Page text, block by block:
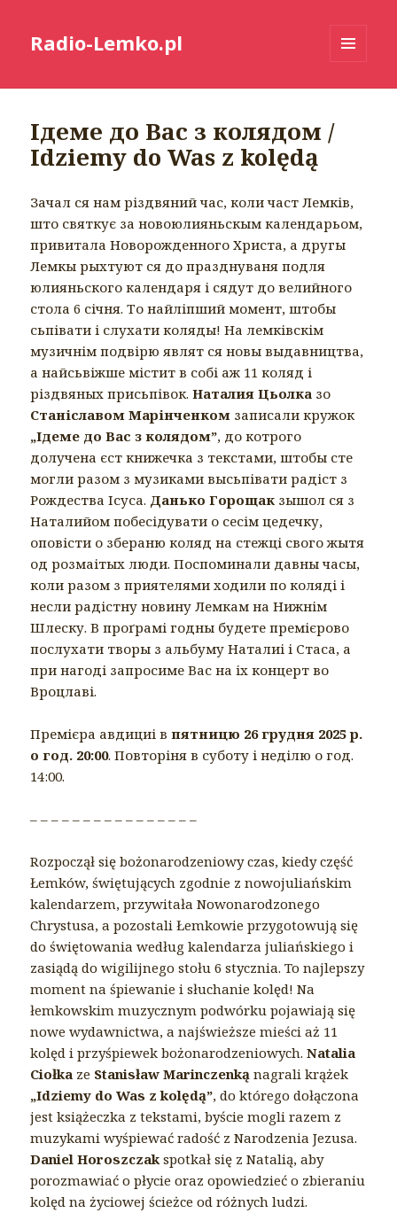
Radio-Lemko.pl
Ідеме до Вас з колядом /
Idziemy do Was z kolędą
Зачал ся нам різдвяний час, коли част Лемків,
што святкує за новоюлияньскым календарьом,
привитала Новорожденного Христа, а другы
Лемкы рыхтуют ся до празднуваня подля
юлияньского календаря і сядут до велийного
стола 6 січня. То найліпший момент, штобы
сьпівати і слухати коляды! На лемківскім
музичнім подвірю являт ся новы выдавництва,
а найсьвіжше містит в собі аж 11 коляд і
різдвяных присьпівок.Наталия Цьолка зо
Станіславом Марінченком записали кружок
„Ідеме до Вас з колядом”, до котрого
долучена єст книжечка з текстами, штобы сте
могли разом з музиками высьпівати радіст з
Рождества Ісуса. Данько Горощак зышол ся з
Наталийом побесідувати о сесім цедечку,
оповісти о збераню коляд на стежці свого жытя
од розмаітых люди. Поспоминали давны часы,
коли разом з приятелями ходили по коляді і
несли радістну новину Лемкам на Нижнім
Шлеску. В проґрамі годны будете премієрово
послухати творы з альбуму Наталиі і Стаса, а
при нагоді запросиме Вас на іх концерт во
Вроцлаві.
Премієра авдициі впятницю 26 грудня 2025 р.
о год. 20:00. Повторіня в суботу і неділю о год.
14:00.
– – – – – – – – – – – – – – – –
Rozpoczął się bożonarodzeniowy czas, kiedy część
Łemków, świętujących zgodnie z nowojuliańskim
kalendarzem, przywitała Nowonarodzonego
Chrystusa, a pozostali Łemkowie przygotowują się
do świętowania według kalendarza juliańskiego i
zasiądą do wigilijnego stołu 6 stycznia. To najlepszy
moment na śpiewanie i słuchanie kolęd! Na
łemkowskim muzycznym podwórku pojawiają się
nowe wydawnictwa, a najświeższe mieści aż 11
kolęd i przyśpiewek bożonarodzeniowych.Natalia
Ciołka ze Stanisław Marinczenką nagrali krążek
„Idziemy do Was z kolędą”, do którego dołączona
jest książeczka z tekstami, byście mogli razem z
muzykami wyśpiewać radość z Narodzenia Jezusa.
Daniel Horoszczakspotkał się z Natalią, aby
porozmawiać o płycie oraz opowiedzieć o zbieraniu
kolęd na życiowej ścieżce od różnych ludzi.